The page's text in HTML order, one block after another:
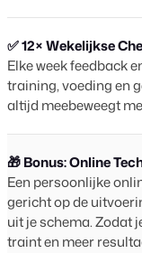
✅ 12× Wekelijkse
Elke week feedback
training, voeding en
altijd meebeweegt
🎁 Bonus: Online
Een persoonlijke
gericht op de
uit je schema. Zodat
traint en meer